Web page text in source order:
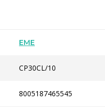
EME
CP30CL/10
8005187465545